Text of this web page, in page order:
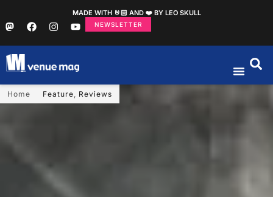
MADE WITH 🤘🏻 AND ❤️ BY LEO SKULL
NEWSLETTER
Home Feature, Reviews